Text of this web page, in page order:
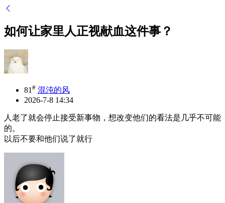
如何让家里人正视献血这件事？
81 # 混沌的风
2026-7-8 14:34
人老了就会停止接受新事物，想改变他们的看法是几乎不可能
的。
以后不要和他们说了就行